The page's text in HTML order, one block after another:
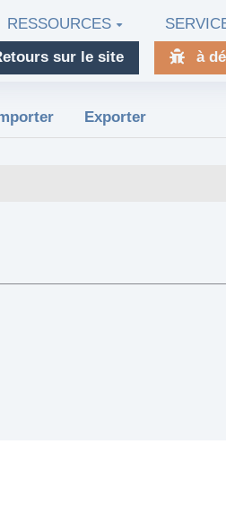
RESSOURCES
sur le site
à
Exporter